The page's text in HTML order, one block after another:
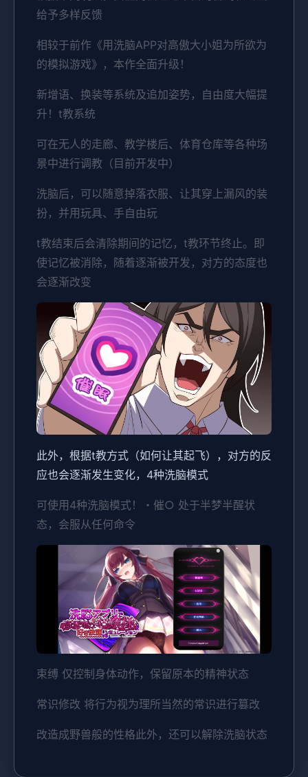
给予多样反馈
相较于前作《用洗脑APP对高傲大小姐为所欲为
的模拟游戏》，本作全面升级！
新增语、换装等系统及追加姿势，自由度大幅提
升！t教系统
可在无人的走廊、教学楼后、体育仓库等各种场
景中进行调教（目前开发中）
洗脑后，可以随意掉落衣服、让其穿上漏风的装
扮，并用玩具、手自由玩
t教结束后会清除期间的记忆，t教环节终止。即
使记忆被消除，随着逐渐被开发，对方的态度也
会逐渐改变
此外，根据t教方式（如何让其起飞），对方的反
应也会逐渐发生变化，4种洗脑模式
可使用4种洗脑模式！・催○ 处于半梦半醒状
态，会服从任何命令
束缚 仅控制身体动作，保留原本的精神状态
常识修改 将行为视为理所当然的常识进行篡改
改造成野兽般的性格此外，还可以解除洗脑状态